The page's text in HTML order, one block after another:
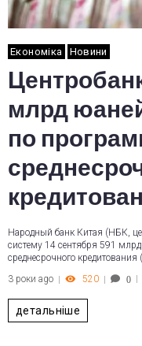
Економіка Новини
млрд
по
Народный банк Китая (НБК,
систему 14 сентября 591
среднесрочного
3 роки ago
520 0
детальніше